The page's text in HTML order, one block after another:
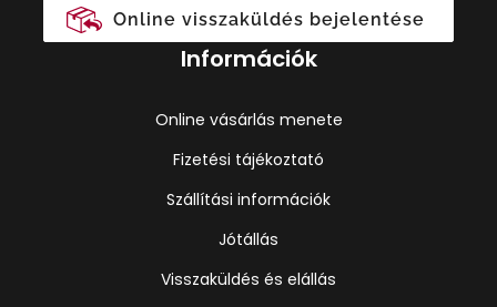
Online visszaküldés bejelentése
Információk
Online vásárlás menete
Fizetési tájékoztató
Szállítási információk
Jótállás
Visszaküldés és elállás